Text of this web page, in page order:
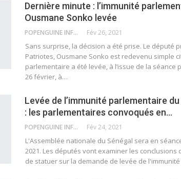
Dernière minute : l’immunité
Ousmane Sonko levée
POPENGUINE INFO Fév 26, 2021
Sans surprise, la décision a été prise. Le député
Patriotes, Ousmane Sonko est redevenu simple
parlementaire a été levée, à l’issue de la
26 février, à…
Levée de l’immunité parlementaire
: les parlementaires convoqués en…
POPENGUINE INFO Fév 24, 2021
L'Assemblée nationale du Sénégal sera en
2021. Les députés vont examiner les conclusions
de statuer sur la demande de levée de